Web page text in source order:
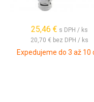
25,46 € s DPH / ks
20,70 € bez DPH / ks
Expedujeme do 3 až 10